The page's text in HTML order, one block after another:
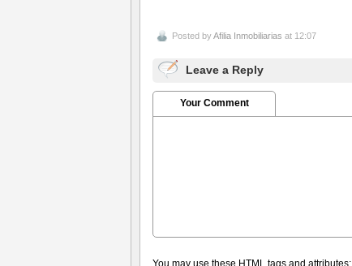
Posted byAfilia Inmobiliarias at 12:07
Leave a Reply
Your Comment